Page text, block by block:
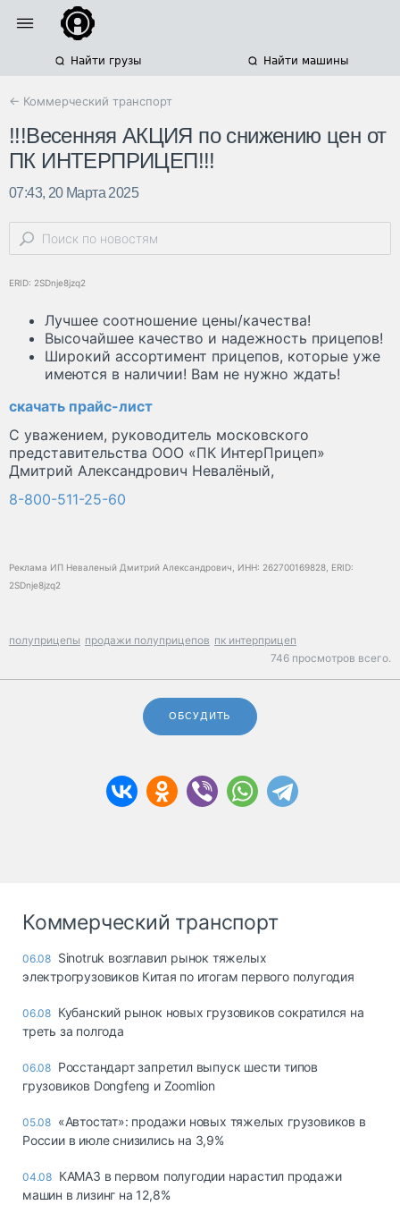
Найти грузы Найти машины
← Коммерческий транспорт
!!!Весенняя АКЦИЯ по снижению цен от
ПК ИНТЕРПРИЦЕП!!!
07:43, 20 Марта 2025
ERID: 2SDnje8jzq2
Лучшее соотношение цены/качества!
Высочайшее качество и надежность прицепов!
Широкий ассортимент прицепов, которые уже
имеются в наличии! Вам не нужно ждать!
скачать прайс-лист
С уважением, руководитель московского
представительства ООО «ПК ИнтерПрицеп»
Дмитрий Александрович Невалёный,
8-800-511-25-60
Реклама ИП Неваленый Дмитрий Александрович, ИНН: 262700169828, ERID:
2SDnje8jzq2
полуприцепы продажи полуприцепов пк интерприцеп
746 просмотров всего.
ОБСУДИТЬ
Коммерческий транспорт
06.08 Sinotruk возглавил рынок тяжелых
электрогрузовиков Китая по итогам первого полугодия
06.08 Кубанский рынок новых грузовиков сократился на
треть за полгода
06.08 Росстандарт запретил выпуск шести типов
грузовиков Dongfeng и Zoomlion
05.08 «Автостат»: продажи новых тяжелых грузовиков в
России в июле снизились на 3,9%
04.08 КАМАЗ в первом полугодии нарастил продажи
машин в лизинг на 12,8%